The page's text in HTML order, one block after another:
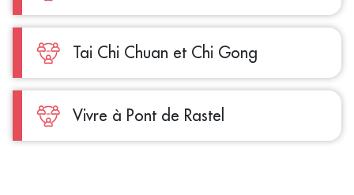
Tai Chi Chuan et Chi Gong
Vivre à Pont de Rastel